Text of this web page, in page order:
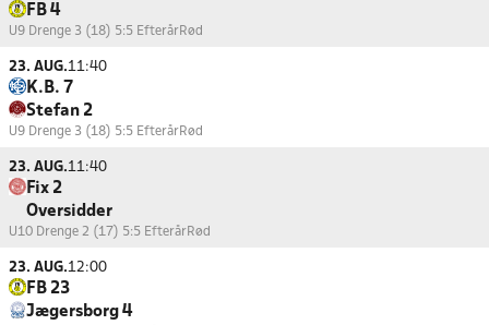
FB 4
U9 Drenge 3 (18) 5:5 EfterårRød
23. AUG.11:40
K.B. 7
Stefan 2
U9 Drenge 3 (18) 5:5 EfterårRød
23. AUG.11:40
Fix 2
Oversidder
U10 Drenge 2 (17) 5:5 EfterårRød
23. AUG.12:00
FB 23
Jægersborg 4